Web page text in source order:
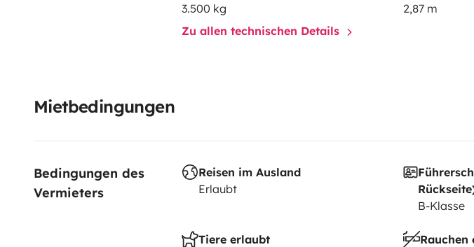
3.500 kg
2,87 m
Zu allen technischen Details
Mietbedingungen
Bedingungen des
Vermieters
Reisen im Ausland
Erlaubt
B-Klasse
Tiere erlaubt
Rauchen